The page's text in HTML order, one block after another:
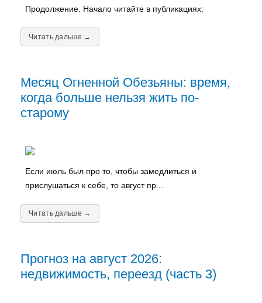
Продолжение. Начало читайте в публикациях:
Читать дальше →
Месяц Огненной Обезьяны: время,
когда больше нельзя жить по-
старому
Если июль был про то, чтобы замедлиться и
прислушаться к себе, то август пр...
Читать дальше →
Прогноз на август 2026:
недвижимость, переезд (часть 3)